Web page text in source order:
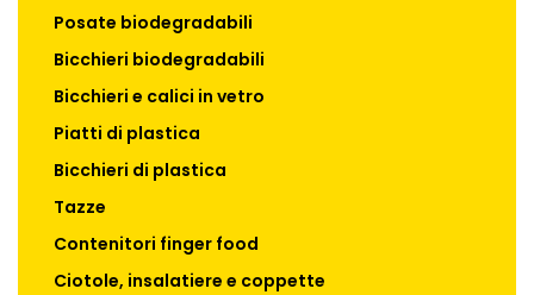
Posate biodegradabili
Bicchieri biodegradabili
Bicchieri e calici in vetro
Piatti di plastica
Bicchieri di plastica
Tazze
Contenitori finger food
Ciotole, insalatiere e coppette